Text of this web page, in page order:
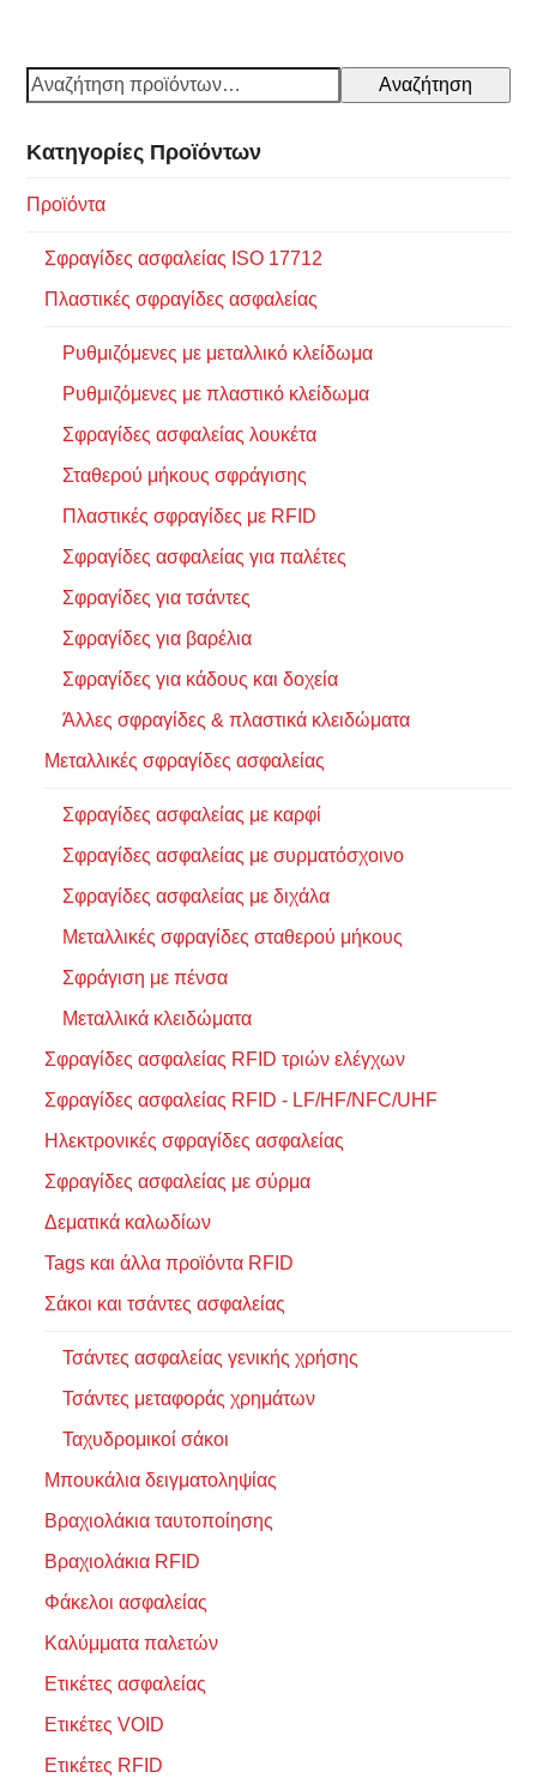
Αναζήτηση
Κατηγορίες Προϊόντων
Προϊόντα
Σφραγίδες ασφαλείας ISO 17712
Πλαστικές σφραγίδες ασφαλείας
Ρυθμιζόμενες με μεταλλικό κλείδωμα
Ρυθμιζόμενες με πλαστικό κλείδωμα
Σφραγίδες ασφαλείας λουκέτα
Σταθερού μήκους σφράγισης
Πλαστικές σφραγίδες με RFID
Σφραγίδες ασφαλείας για παλέτες
Σφραγίδες για τσάντες
Σφραγίδες για βαρέλια
Σφραγίδες για κάδους και δοχεία
Άλλες σφραγίδες & πλαστικά κλειδώματα
Μεταλλικές σφραγίδες ασφαλείας
Σφραγίδες ασφαλείας με καρφί
Σφραγίδες ασφαλείας με συρματόσχοινο
Σφραγίδες ασφαλείας με διχάλα
Μεταλλικές σφραγίδες σταθερού μήκους
Σφράγιση με πένσα
Μεταλλικά κλειδώματα
Σφραγίδες ασφαλείας RFID τριών ελέγχων
Σφραγίδες ασφαλείας RFID - LF/HF/NFC/UHF
Ηλεκτρονικές σφραγίδες ασφαλείας
Σφραγίδες ασφαλείας με σύρμα
Δεματικά καλωδίων
Tags και άλλα προϊόντα RFID
Σάκοι και τσάντες ασφαλείας
Τσάντες ασφαλείας γενικής χρήσης
Τσάντες μεταφοράς χρημάτων
Ταχυδρομικοί σάκοι
Μπουκάλια δειγματοληψίας
Βραχιολάκια ταυτοποίησης
Βραχιολάκια RFID
Φάκελοι ασφαλείας
Καλύμματα παλετών
Ετικέτες ασφαλείας
Ετικέτες VOID
Ετικέτες RFID